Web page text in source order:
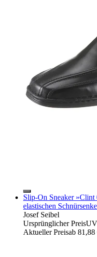
Slip-On Sneaker
elastischen
Josef Seibel
Ursprünglicher Preis
Aktueller Preisab 81,88